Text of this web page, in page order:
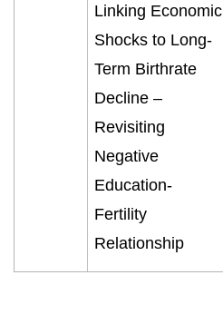
Linking Economic
Shocks to Long-
Term Birthrate
Decline –
Revisiting
Negative
Education-
Fertility
Relationship